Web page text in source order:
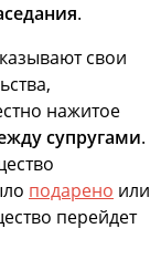
.
свои
нажитое
супругами.
подарено или
перейдет